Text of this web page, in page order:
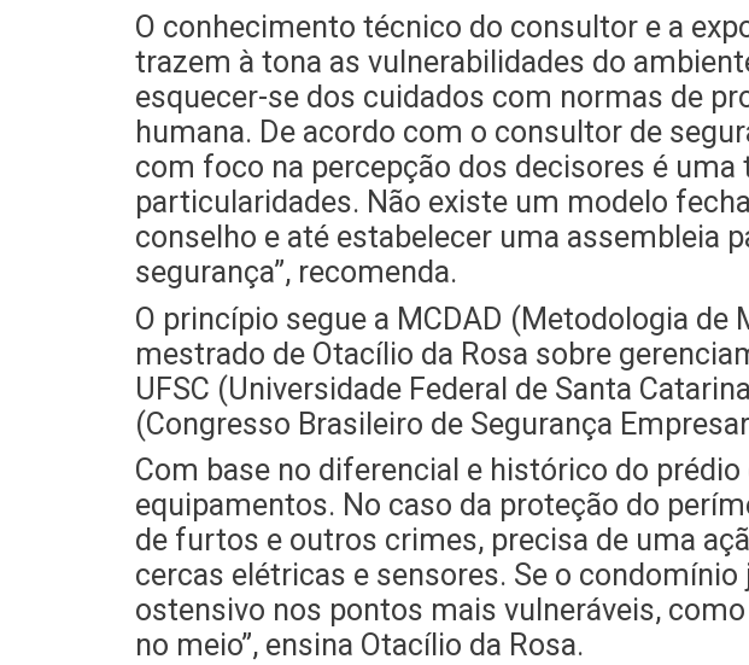
O conhecimento técnico do consultor e a
trazem à tona as vulnerabilidades do
esquecer-se dos cuidados com normas de
humana. De acordo com o consultor de
com foco na percepção dos decisores é
particularidades. Não existe um modelo
conselho e até estabelecer uma assembleia
segurança”, recomenda.
O princípio segue a MCDAD (Metodologia
mestrado de Otacílio da Rosa sobre
UFSC (Universidade Federal de Santa
(Congresso Brasileiro de Segurança
Com base no diferencial e histórico do
equipamentos. No caso da proteção do
de furtos e outros crimes, precisa de uma
cercas elétricas e sensores. Se o
ostensivo nos pontos mais vulneráveis,
no meio”, ensina Otacílio da Rosa.